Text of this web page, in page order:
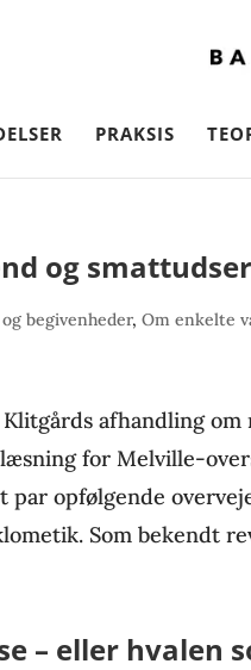
PRAKSIS
og smattudser
begivenheder,Om enkelte
afhandling om
for Melville-
par opfølgende
Som bekendt
– eller hvalen